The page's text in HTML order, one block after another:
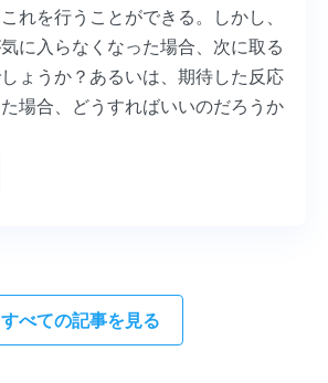
れを行うことができる。しかし、
に入らなくなった場合、次に取る
ょうか？あるいは、期待した反応
場合、どうすればいいのだろうか
すべての記事を見る